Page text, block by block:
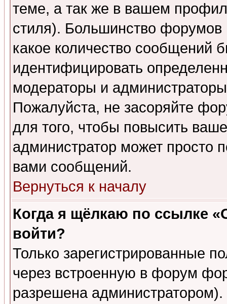
теме, а так же в вашем
стиля). Большинство форумов
какое количество сообщений
идентифицировать
модераторы и
Пожалуйста, не засоряйте
для того, чтобы повысить
администратор может просто
вами сообщений.
Вернуться к началу
Когда я щёлкаю по ссылке
войти?
Только зарегистрированные
через встроенную в форум
разрешена